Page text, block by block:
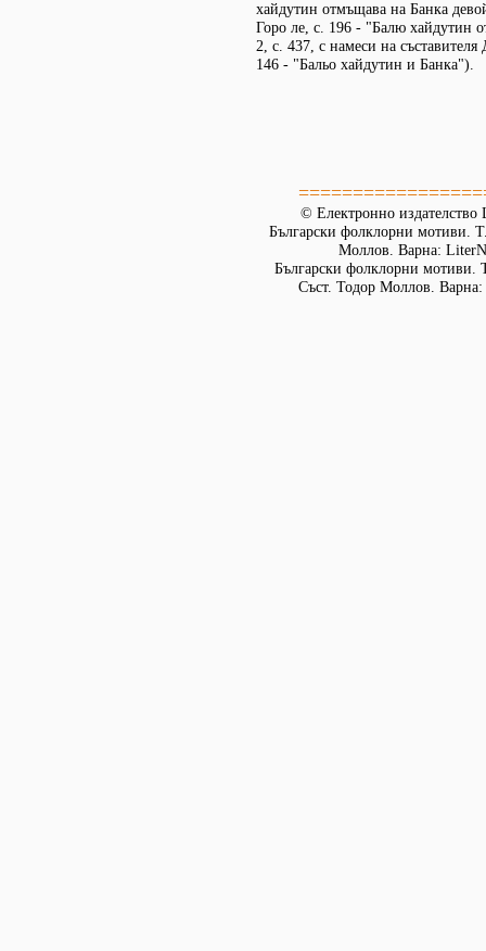
хайдутин отмъщава на Банка
Горо ле, с. 196 - "Балю хайдутин
2, с. 437, с намеси на
146 - "Бальо хайдутин и Банка").
© Електронно издателство
Български фолклорни мотиви.
Моллов. Варна:
Български фолклорни
Съст. Тодор Моллов.